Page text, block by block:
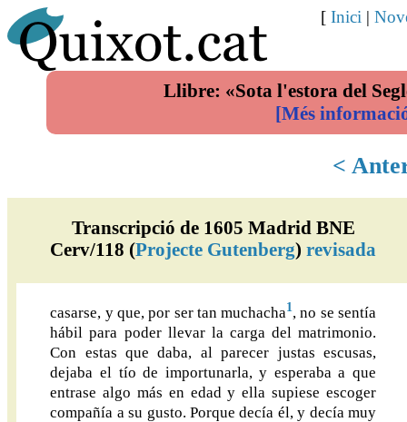
Llibre: «Sota l'estora del
[Més
[ Inici |
<
Transcripció de 1605 Madrid BNE
Cerv/118 (Projecte Gutenberg)revisada
casarse, y que, por ser tan muchacha1, no se sentía
hábil para poder llevar la carga del matrimonio.
Con estas que daba, al parecer justas escusas,
dejaba el tío de importunarla, y esperaba a que
entrase algo más en edad y ella supiese escoger
compañía a su gusto. Porque decía él, y decía muy